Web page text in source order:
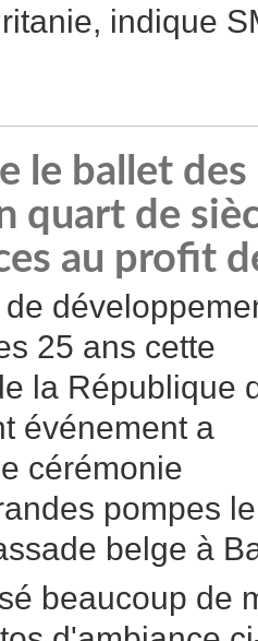
indique
le ballet
quart de
au profit
de
25 ans cette
la République
événement a
cérémonie
pompes
belge à
beaucoup de